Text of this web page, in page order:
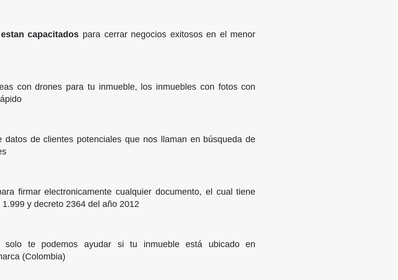
capacitados para cerrar negocios exitosos en el menor
con drones para tu inmueble, los inmuebles con fotos con
de clientes potenciales que nos llaman en búsqueda de
firmar electronicamente cualquier documento, el cual tiene
y decreto 2364 del año 2012
solo te podemos ayudar si tu inmueble está ubicado en
(Colombia)